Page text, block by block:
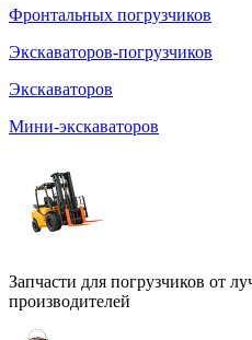
Фронтальных погрузчиков
Экскаваторов-погрузчиков
Экскаваторов
Мини-экскаваторов
Запчасти для погрузчиков от
производителей